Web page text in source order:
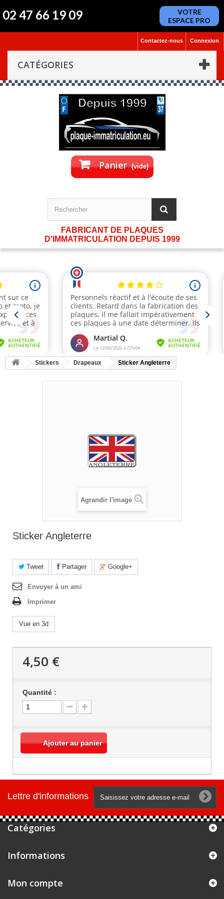
02 47 66 19 09
VOTRE
ESPACE PRO
Connexion
Contactez-nous
CATÉGORIES
Panier (vide)
FABRICANT DE PLAQUES
D'IMMATRICULATION DEPUIS 1999
Stickers Drapeaux Sticker Angleterre
Agrandir l'image
Sticker Angleterre
Tweet Partager Google+
Envoyer à un ami
Imprimer
Vue en 3d
4,50 €
Quantité :
Ajouter au panier
Lettre d'informations
Catégories
Informations
Mon compte